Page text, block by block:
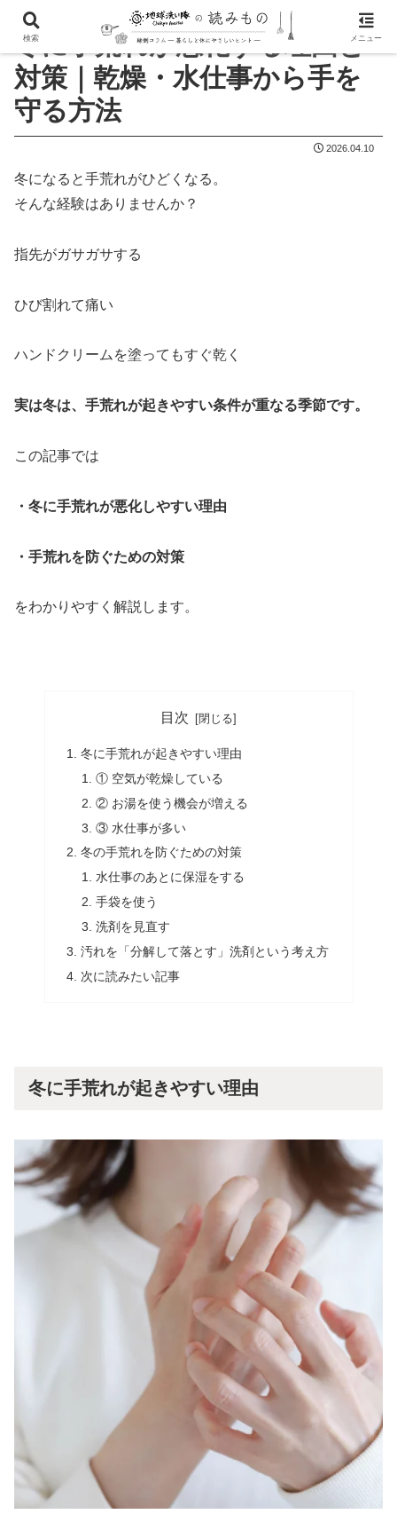
冬に手荒れが悪化する理由と
対策｜乾燥・水仕事から手を
守る方法
2026.04.10
冬になると手荒れがひどくなる。
そんな経験はありませんか？
指先がガサガサする
ひび割れて痛い
ハンドクリームを塗ってもすぐ乾く
実は冬は、手荒れが起きやすい条件が重なる季節です。
この記事では
・冬に手荒れが悪化しやすい理由
・手荒れを防ぐための対策
をわかりやすく解説します。
目次
冬に手荒れが起きやすい理由
① 空気が乾燥している
② お湯を使う機会が増える
③ 水仕事が多い
冬の手荒れを防ぐための対策
水仕事のあとに保湿をする
手袋を使う
洗剤を見直す
汚れを「分解して落とす」洗剤という考え方
次に読みたい記事
冬に手荒れが起きやすい理由
検索 メニュー